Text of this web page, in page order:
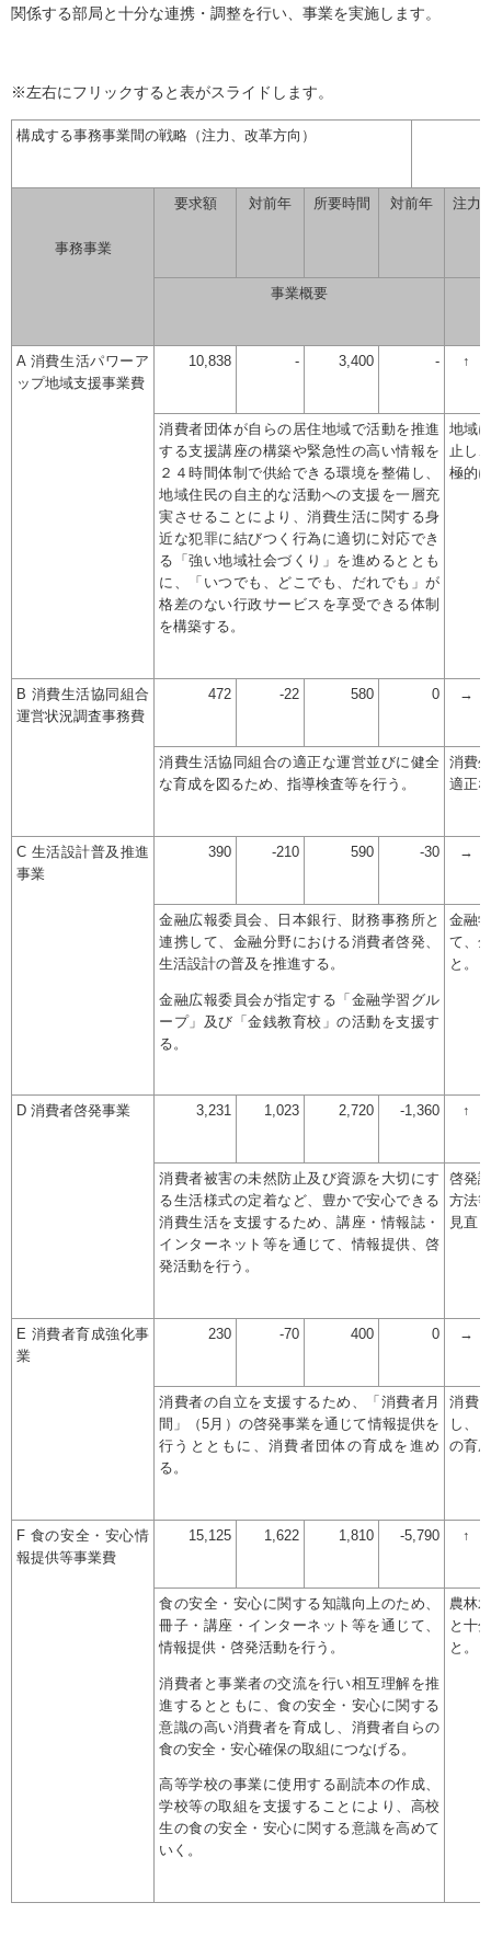
関係する部局と十分な連携・調整を行い、事業を実施します。
※左右にフリックすると表がスライドします。
構成する事務事業間の戦略（注力、改革方向）
事務事業
要求額 対前年 所要時間 対前年 注力
事業概要
A 消費生活パワーア
ップ地域支援事業費
10,838 - 3,400 - ↑
消費者団体が自らの居住地域で活動を推進
する支援講座の構築や緊急性の高い情報を
２４時間体制で供給できる環境を整備し、
地域住民の自主的な活動への支援を一層充
実させることにより、消費生活に関する身
近な犯罪に結びつく行為に適切に対応でき
る「強い地域社会づくり」を進めるととも
に、「いつでも、どこでも、だれでも」が
格差のない行政サービスを享受できる体制
を構築する。
地域
止し
極的
B 消費生活協同組合
運営状況調査事務費
472 -22 580 0 →
消費生活協同組合の適正な運営並びに健全
な育成を図るため、指導検査等を行う。
消費
適正
C 生活設計普及推進
事業
390 -210 590 -30 →
金融広報委員会、日本銀行、財務事務所と
連携して、金融分野における消費者啓発、
生活設計の普及を推進する。
金融広報委員会が指定する「金融学習グル
ープ」及び「金銭教育校」の活動を支援す
る。
金融
て、
と。
D 消費者啓発事業 3,231 1,023 2,720 -1,360 ↑
消費者被害の未然防止及び資源を大切にす
る生活様式の定着など、豊かで安心できる
消費生活を支援するため、講座・情報誌・
インターネット等を通じて、情報提供、啓
発活動を行う。
啓発
方法
見直
E 消費者育成強化事
業
230 -70 400 0 →
消費者の自立を支援するため、「消費者月
間」（5月）の啓発事業を通じて情報提供を
行うとともに、消費者団体の育成を進め
る。
消費
し、
の育
F 食の安全・安心情
報提供等事業費
15,125 1,622 1,810 -5,790 ↑
食の安全・安心に関する知識向上のため、
冊子・講座・インターネット等を通じて、
情報提供・啓発活動を行う。
消費者と事業者の交流を行い相互理解を推
進するとともに、食の安全・安心に関する
意識の高い消費者を育成し、消費者自らの
食の安全・安心確保の取組につなげる。
高等学校の事業に使用する副読本の作成、
学校等の取組を支援することにより、高校
生の食の安全・安心に関する意識を高めて
いく。
農林
と十
と。